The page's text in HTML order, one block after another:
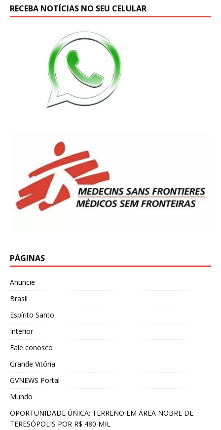
RECEBA NOTÍCIAS NO SEU CELULAR
PÁGINAS
Anuncie
Brasil
Espírito Santo
Interior
Fale conosco
Grande Vitória
GVNEWS Portal
Mundo
OPORTUNIDADE ÚNICA: TERRENO EM ÁREA NOBRE DE
TERESÓPOLIS POR R$ 480 MIL